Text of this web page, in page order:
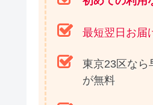
最短翌日お届
東京23区なら
が無料